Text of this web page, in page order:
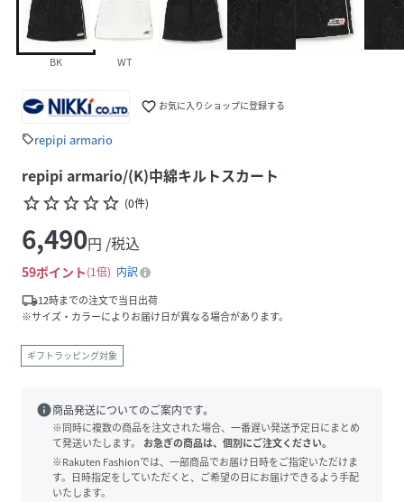
BK WT
favorite_border お気に入りショップに登録する
sellrepipi armario
repipi armario/(K)中綿キルトスカート
star_borderstar_borderstar_borderstar_borderstar_border (0件)
6,490円 /税込
59ポイント 1倍
内訳
local_shipping12時までの注文で当日出荷
※サイズ・カラーによりお届け日が異なる場合があります。
ギフトラッピング対象
info商品発送についてのご案内です。
※同時に複数の商品を注文された場合、一番遅い発送予定日にまとめ
て発送いたします。
お急ぎの商品は、個別にご注文ください。
※Rakuten Fashionでは、一部商品でお届け日時をご指定いただけま
す。日時指定をしていただくと、ご希望の日にお届けできるよう手配
いたします。